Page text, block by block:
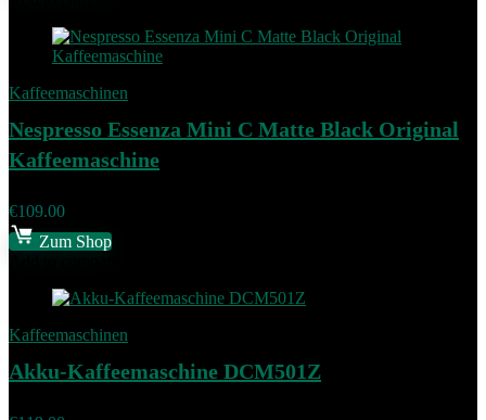
Kaffeemaschinen
Nespresso Essenza Mini C Matte Black Original
Kaffeemaschine
€109.00
Zum Shop
Kaffeemaschinen
Akku-Kaffeemaschine DCM501Z